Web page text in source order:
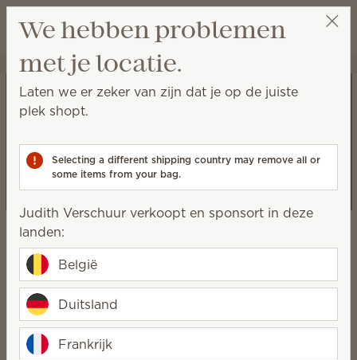
Verlanglijst
Winkeltas
Judith Verschuur
Vrijgevigheid
Geven zit ingebakken in onze
cultuur. Het is wie we zijn en
We hebben problemen
met je locatie.
Laten we er zeker van zijn dat je op de juiste
plek shopt.
Selecting a different shipping country may remove all or
some items from your bag.
Judith Verschuur verkoopt en sponsort in deze
landen:
België
Duitsland
Frankrijk